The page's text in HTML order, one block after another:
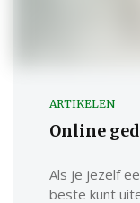
ARTIKELEN
Online
Als je jezelf
beste kunt